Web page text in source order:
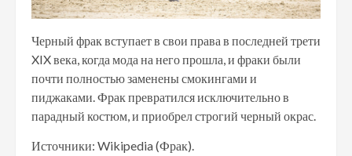
Черный фрак вступает в свои права в последней трети
XIX века, когда мода на него прошла, и фраки были
почти полностью заменены смокингами и
пиджаками. Фрак превратился исключительно в
парадный костюм, и приобрел строгий черный окрас.
Источники: Wikipedia (Фрак).